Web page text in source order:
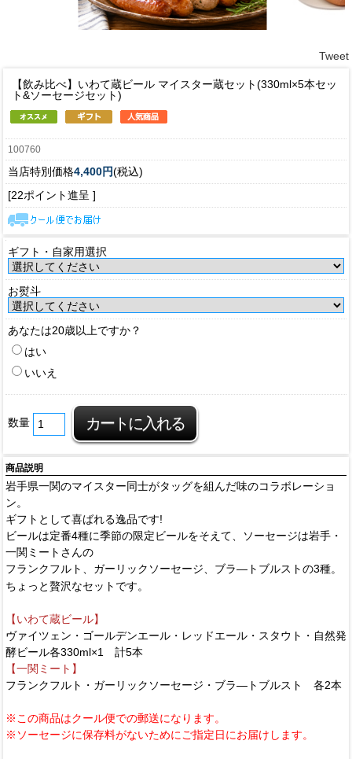
Tweet
【飲み比べ】いわて蔵ビール マイスター蔵セット(330ml×5本セッ
ト&ソーセージセット)
100760
当店特別価格4,400円(税込)
[22ポイント進呈 ]
ギフト・自家用選択
お熨斗
あなたは20歳以上ですか？
はい
いいえ
数量
商品説明
岩手県一関のマイスター同士がタッグを組んだ味のコラボレーショ
ン。
ギフトとして喜ばれる逸品です!
ビールは定番4種に季節の限定ビールをそえて、ソーセージは岩手・
一関ミートさんの
フランクフルト、ガーリックソーセージ、ブラ―トブルストの3種。
ちょっと贅沢なセットです。
【いわて蔵ビール】
ヴァイツェン・ゴールデンエール・レッドエール・スタウト・自然発
酵ビール各330ml×1 計5本
【一関ミート】
フランクフルト・ガーリックソーセージ・ブラ―トブルスト 各2本
※この商品はクール便での郵送になります。
※ソーセージに保存料がないためにご指定日にお届けします。